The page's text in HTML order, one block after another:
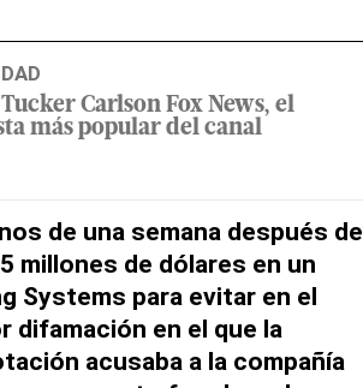
Tucker Carlson Fox News, el
más popular del canal
de una semana después de
millones de dólares en un
Systems para evitar en el
difamación en el que la
acusaba a la compañía